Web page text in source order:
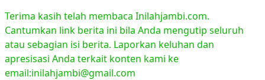
Terima kasih telah membaca Inilahjambi.com.
Cantumkan link berita ini bila Anda mengutip seluruh
atau sebagian isi berita. Laporkan keluhan dan
apresisasi Anda terkait konten kami ke
email:inilahjambi@gmail.com